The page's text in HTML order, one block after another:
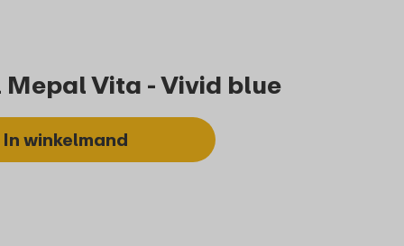
Vita - Vivid blue
In winkelmand